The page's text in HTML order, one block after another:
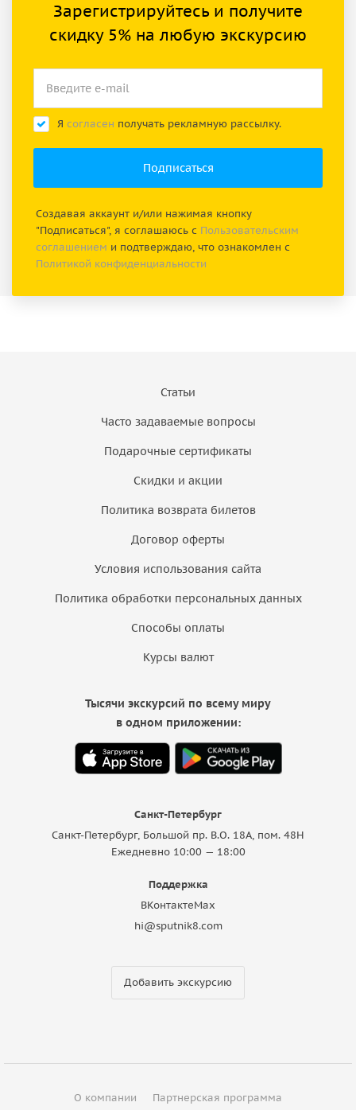
Зарегистрируйтесь и получите
скидку 5% на любую экскурсию
Я согласен получать рекламную рассылку.
Создавая аккаунт и/или нажимая кнопку
"Подписаться", я соглашаюсь с Пользовательским
соглашением и подтверждаю, что ознакомлен с
Политикой конфиденциальности
Статьи
Часто задаваемые вопросы
Подарочные сертификаты
Скидки и акции
Политика возврата билетов
Договор оферты
Условия использования сайта
Политика обработки персональных данных
Способы оплаты
Курсы валют
Санкт-Петербург
Санкт-Петербург, Большой пр. В.О. 18A, пом. 48Н
Ежедневно 10:00 — 18:00
Поддержка
ВКонтактеMax
hi@sputnik8.com
Добавить экскурсию
Тысячи экскурсий по всему миру
в одном приложении:
О компании Партнерская программа